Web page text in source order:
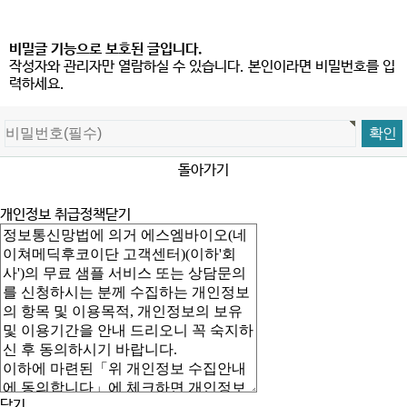
비밀글 기능으로 보호된 글입니다.
작성자와 관리자만 열람하실 수 있습니다. 본인이라면 비밀번호를 입
력하세요.
돌아가기
개인정보 취급정책닫기